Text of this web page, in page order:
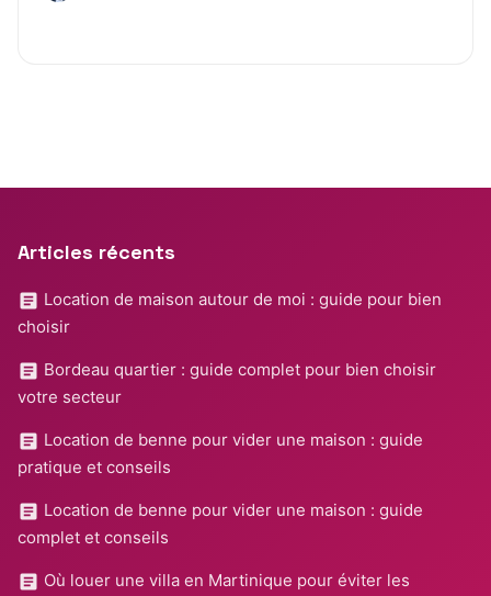
Articles récents
Location de maison autour de moi : guide pour bien
choisir
Bordeau quartier : guide complet pour bien choisir
votre secteur
Location de benne pour vider une maison : guide
pratique et conseils
Location de benne pour vider une maison : guide
complet et conseils
Où louer une villa en Martinique pour éviter les